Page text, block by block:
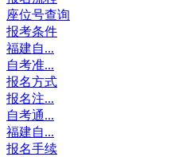
座位号查询
报考条件
福建自...
自考准...
报名方式
报名注...
自考通...
福建自...
报名手续